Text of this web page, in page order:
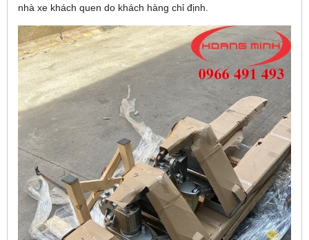
nhà xe khách quen do khách hàng chỉ định.